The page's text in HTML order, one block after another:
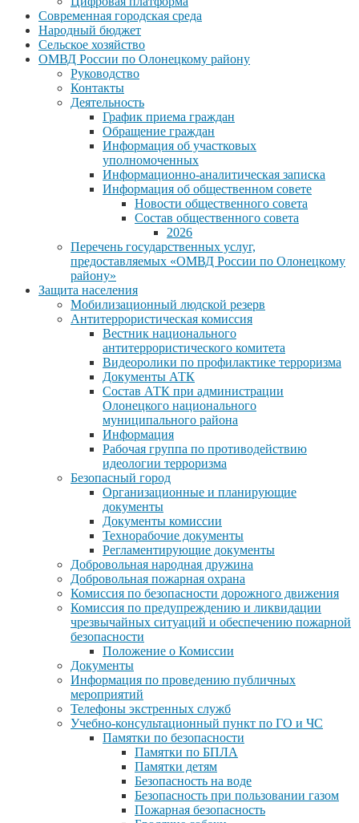
Современная городская среда
Народный бюджет
Сельское хозяйство
ОМВД России по Олонецкому району
Руководство
Контакты
Деятельность
График приема граждан
Обращение граждан
Информация об участковых
уполномоченных
Информационно-аналитическая записка
Информация об общественном совете
Новости общественного совета
Состав общественного совета
2026
Перечень государственных услуг,
предоставляемых «ОМВД России по Олонецкому
району»
Защита населения
Мобилизационный людской резерв
Антитеррористическая комиссия
Вестник национального
антитеррористического комитета
Видеоролики по профилактике терроризма
Документы АТК
Состав АТК при администрации
Олонецкого национального
муниципального района
Информация
Рабочая группа по противодействию
идеологии терроризма
Безопасный город
Организационные и планирующие
документы
Документы комиссии
Технорабочие документы
Регламентирующие документы
Добровольная народная дружина
Добровольная пожарная охрана
Комиссия по безопасности дорожного движения
Комиссия по предупреждению и ликвидации
чрезвычайных ситуаций и обеспечению пожарной
безопасности
Положение о Комиссии
Документы
Информация по проведению публичных
мероприятий
Телефоны экстренных служб
Учебно-консультационный пункт по ГО и ЧС
Памятки по безопасности
Памятки по БПЛА
Памятки детям
Безопасность на воде
Безопасность при пользовании газом
Пожарная безопасность